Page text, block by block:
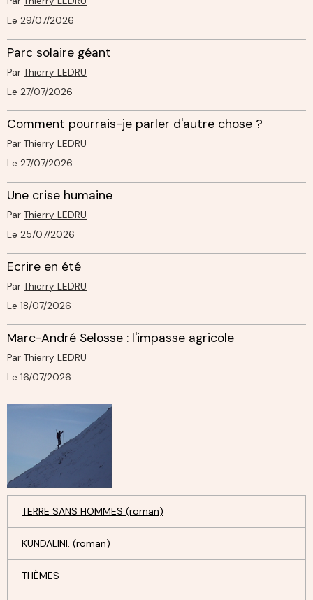
Le 29/07/2026
Parc solaire géant
Par Thierry LEDRU
Le 27/07/2026
Comment pourrais-je parler d'autre chose ?
Par Thierry LEDRU
Le 27/07/2026
Une crise humaine
Par Thierry LEDRU
Le 25/07/2026
Ecrire en été
Par Thierry LEDRU
Le 18/07/2026
Marc-André Selosse : l'impasse agricole
Par Thierry LEDRU
Le 16/07/2026
TERRE SANS HOMMES (roman)
KUNDALINI. (roman)
THÈMES